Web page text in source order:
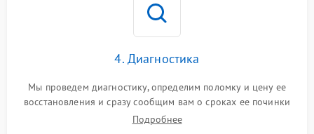
4. Диагностика
Мы проведем диагностику, определим поломку и цену ее
восстановления и сразу сообщим вам о сроках ее починки
Подробнее